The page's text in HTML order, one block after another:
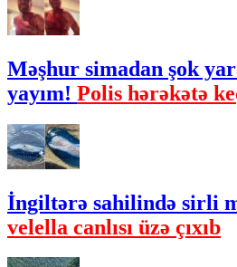
Məşhur simadan şok
yayım! Polis hərəkətə
İngiltərə sahilində sirli
velella canlısı üzə çıxıb